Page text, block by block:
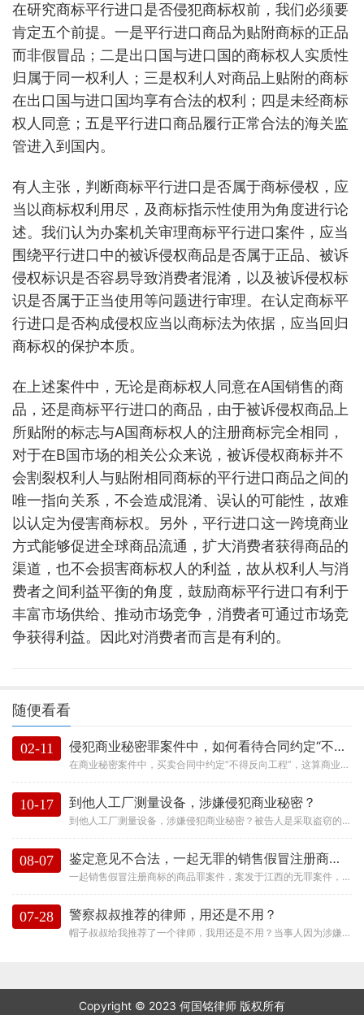
在研究商标平行进口是否侵犯商标权前，我们必须要
肯定五个前提。一是平行进口商品为贴附商标的正品
而非假冒品；二是出口国与进口国的商标权人实质性
归属于同一权利人；三是权利人对商品上贴附的商标
在出口国与进口国均享有合法的权利；四是未经商标
权人同意；五是平行进口商品履行正常合法的海关监
管进入到国内。
有人主张，判断商标平行进口是否属于商标侵权，应
当以商标权利用尽，及商标指示性使用为角度进行论
述。我们认为办案机关审理商标平行进口案件，应当
围绕平行进口中的被诉侵权商品是否属于正品、被诉
侵权标识是否容易导致消费者混淆，以及被诉侵权标
识是否属于正当使用等问题进行审理。在认定商标平
行进口是否构成侵权应当以商标法为依据，应当回归
商标权的保护本质。
在上述案件中，无论是商标权人同意在A国销售的商
品，还是商标平行进口的商品，由于被诉侵权商品上
所贴附的标志与A国商标权人的注册商标完全相同，
对于在B国市场的相关公众来说，被诉侵权商标并不
会割裂权利人与贴附相同商标的平行进口商品之间的
唯一指向关系，不会造成混淆、误认的可能性，故难
以认定为侵害商标权。另外，平行进口这一跨境商业
方式能够促进全球商品流通，扩大消费者获得商品的
渠道，也不会损害商标权人的利益，故从权利人与消
费者之间利益平衡的角度，鼓励商标平行进口有利于
丰富市场供给、推动市场竞争，消费者可通过市场竞
争获得利益。因此对消费者而言是有利的。
随便看看
02-11 侵犯商业秘密罪案件中，如何看待合同约定“不得反向工程”？
在商业秘密案件中，买卖合同中约定“不得反向工程”，这算商业秘密的保密措施吗，能不能约束他人的反向...
10-17 到他人工厂测量设备，涉嫌侵犯商业秘密？
到他人工厂测量设备，涉嫌侵犯商业秘密？被告人是采取盗窃的手段获取，还是采用了反向工程，不构成侵权？今天我们来分享一起案件...
08-07 鉴定意见不合法，一起无罪的销售假冒注册商标的商品罪案件
一起销售假冒注册商标的商品罪案件，案发于江西的无罪案件，这起案件因推翻了鉴定书而最终无罪。主要理由如下：第一，鉴定主体不...
07-28 警察叔叔推荐的律师，用还是不用？
帽子叔叔给我推荐了一个律师，我用还是不用？当事人因为涉嫌假冒注册商标犯罪被抓进去了，家属非常着急，来找我咨询，其中经常谈...
Copyright © 2023 何国铭律师 版权所有